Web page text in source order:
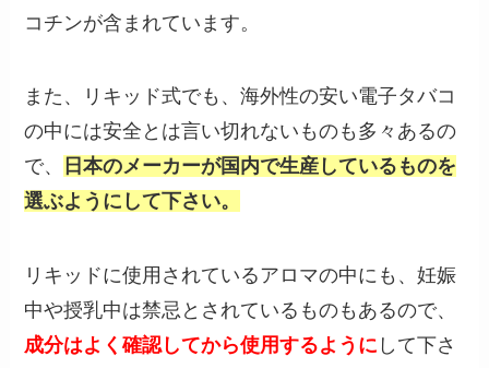
コチンが含まれています。
また、リキッド式でも、海外性の安い電子タバコ
の中には安全とは言い切れないものも多々あるの
で、
日本のメーカーが国内で生産しているものを
選ぶようにして下さい。
リキッドに使用されているアロマの中にも、妊娠
中や授乳中は禁忌とされているものもあるので、
成分はよく確認してから使用するように して下さ